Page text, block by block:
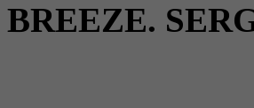
BREEZE.